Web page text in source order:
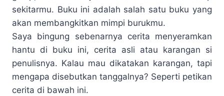
sekitarmu. Buku ini adalah salah satu buku yang
akan membangkitkan mimpi burukmu.
Saya bingung sebenarnya cerita menyeramkan
hantu di buku ini, cerita asli atau karangan si
penulisnya. Kalau mau dikatakan karangan, tapi
mengapa disebutkan tanggalnya? Seperti petikan
cerita di bawah ini.